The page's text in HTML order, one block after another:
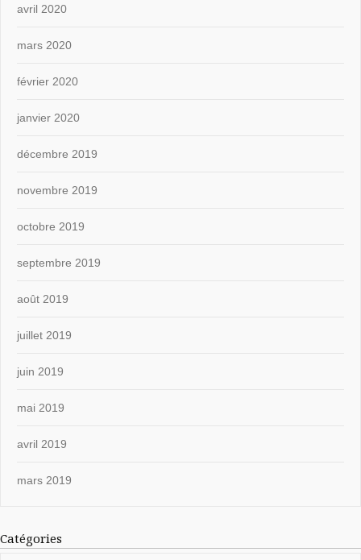
avril 2020
mars 2020
février 2020
janvier 2020
décembre 2019
novembre 2019
octobre 2019
septembre 2019
août 2019
juillet 2019
juin 2019
mai 2019
avril 2019
mars 2019
Catégories